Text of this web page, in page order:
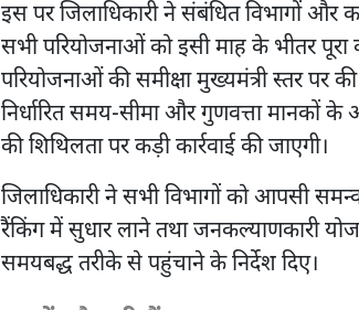
इस पर जिलाधिकारी ने संबंधित विभागों और
सभी परियोजनाओं को इसी माह के भीतर पूरा
परियोजनाओं की समीक्षा मुख्यमंत्री स्तर पर
निर्धारित समय-सीमा और गुणवत्ता मानकों
की शिथिलता पर कड़ी कार्रवाई की जाएगी।
जिलाधिकारी ने सभी विभागों को आपसी
रैंकिंग में सुधार लाने तथा जनकल्याणकारी
समयबद्ध तरीके से पहुंचाने के निर्देश दिए।